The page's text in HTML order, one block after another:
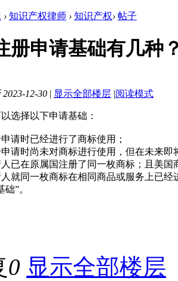
› 知识产权律师 › 知识产权› 帖子
册申请基础有几种
12-30 | 显示全部楼层 |阅读模式
选择以下申请基础：
请时已经进行了商标使用；
请时尚未对商标进行使用，但在未来即
已在原属国注册了同一枚商标；且美
就同一枚商标在相同商品或服务上已
”。
0 显示全部楼层